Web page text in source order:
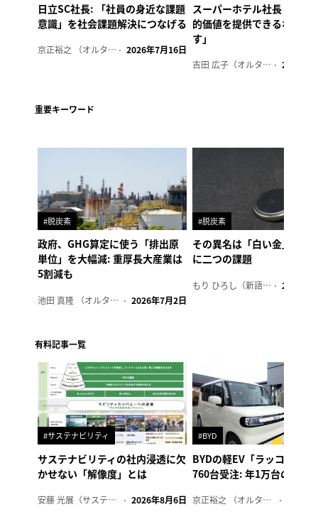
日立SC社長: 「社員の身近な課題
意識」を社会課題解決につなげる
京正裕之 （オルタナ副編集長） 2026年7月16日
スーパーホテル社長「地域
的価値を提供できるホテル
す」
吉田 広子（オルタナ輪番編集長） 2026年6
重要キーワード
#脱炭素
政府、GHG算定に使う「排出原
単位」を大幅減: 重厚長大産業は
5割減も
池田 真隆 （オルタナ輪番編集長） 2026年7月2日
#脱炭素
その異名は「白い金」、リ
に二つの課題
もり ひろし（新語ウォッチャー） 2023年7
有料記事一覧
#サステナビリティ
サステナビリティの社内浸透に欠
かせない「解像度」とは
安藤 光展（サステナビリティ・コンサルタント） 2026年8月6日
#BYD
BYDの軽EV「ラッコ」、1
760台受注: 年1万台の販売
京正裕之 （オルタナ副編集長）